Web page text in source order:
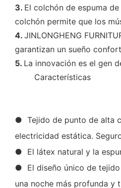
3. El colchón de espuma
colchón permite que los
4. JINLONGHENG
garantizan un sueño
5. La innovación es el gen
Características
● Tejido de punto de alta
electricidad estática.
● El látex natural y la
● El diseño único de tejido
una noche más profunda y